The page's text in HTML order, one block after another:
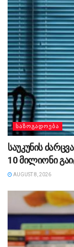
ᲡᲐᲖᲝᲒᲐᲓᲝᲔᲑᲐ
საუკუნის
10 მილიონი
AUGUST 8, 2026